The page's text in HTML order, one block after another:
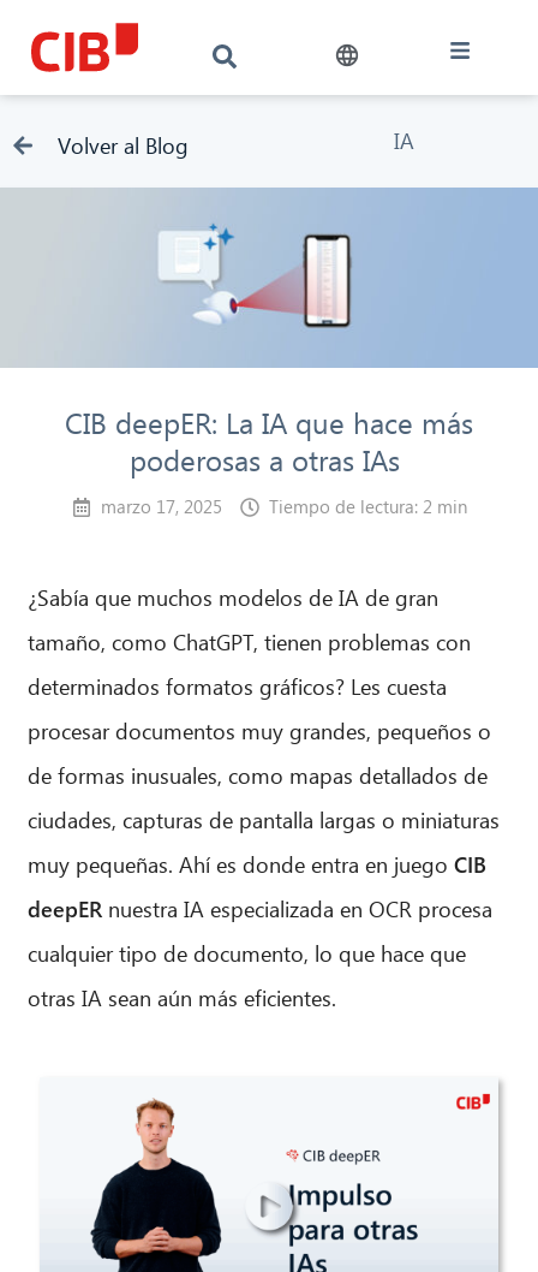
Volver al Blog IA
CIB deepER: La IA que hace más
poderosas a otras IAs
marzo 17, 2025 Tiempo de lectura: 2 min
¿Sabía que muchos modelos de IA de gran
tamaño, como ChatGPT, tienen problemas con
determinados formatos gráficos? Les cuesta
procesar documentos muy grandes, pequeños o
de formas inusuales, como mapas detallados de
ciudades, capturas de pantalla largas o miniaturas
muy pequeñas. Ahí es donde entra en juegoCIB
deepER nuestra IA especializada en OCR procesa
cualquier tipo de documento, lo que hace que
otras IA sean aún más eficientes.